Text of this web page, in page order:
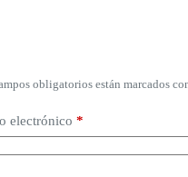
obligatorios están marcados
electrónico *